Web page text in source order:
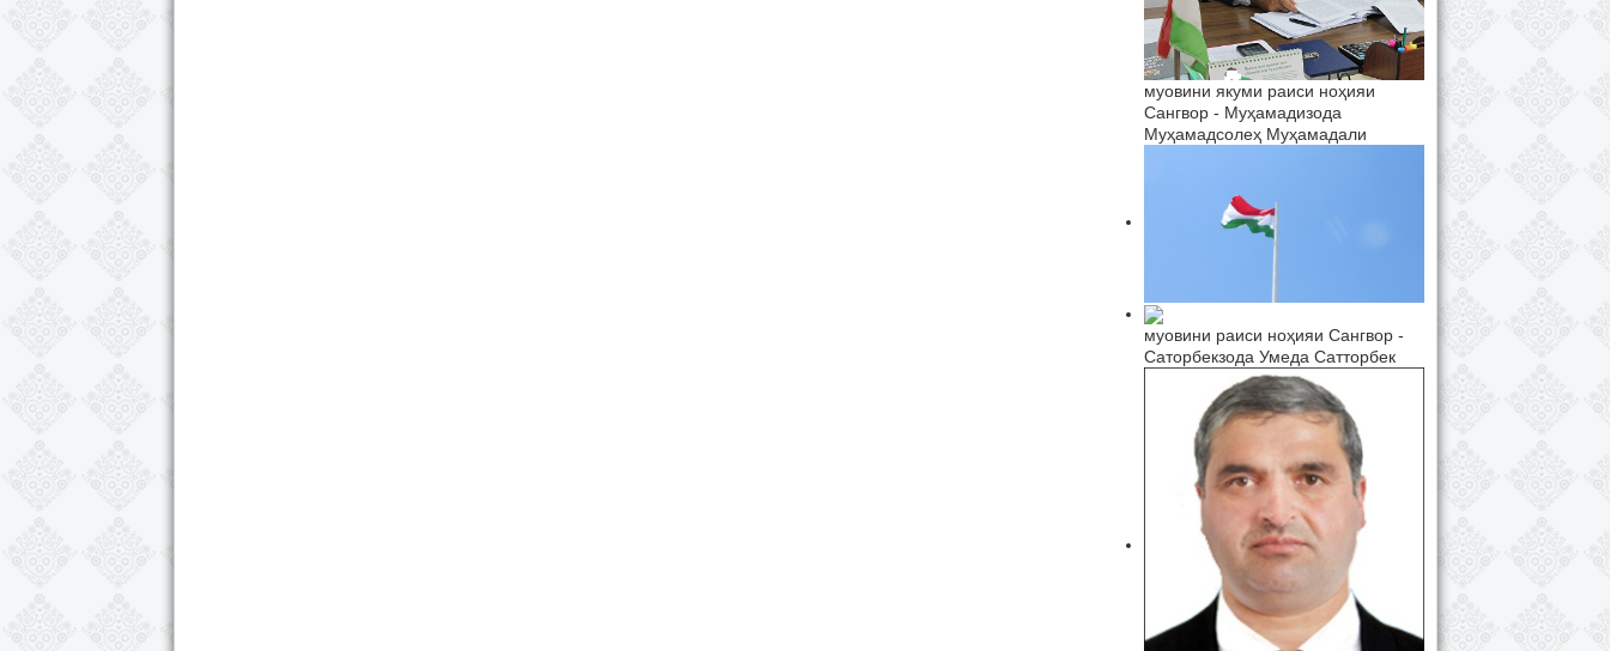
муовини якуми раиси ноҳияи
Сангвор - Муҳамадизода
Муҳамадсолеҳ Муҳамадали
муовини раиси ноҳияи Сангвор -
Саторбекзода Умеда Сатторбек